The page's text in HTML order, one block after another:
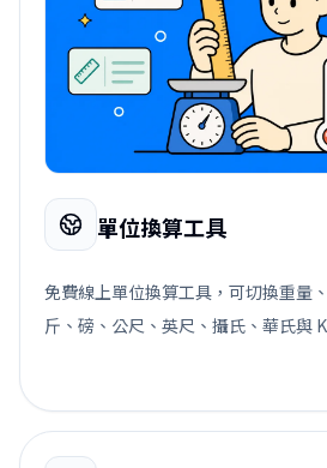
單位換算工具
免費線上單位換算工具，可切換重量
斤、磅、公尺、英尺、攝氏、華氏與